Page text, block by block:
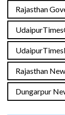
Rajasthan
Rajasthan
Dungarpur